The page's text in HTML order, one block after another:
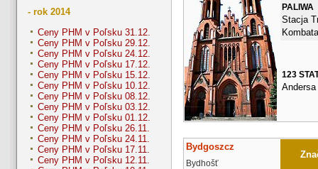
- rok 2014
Ceny PHM v Poľsku 31.12.
Ceny PHM v Poľsku 29.12.
Ceny PHM v Poľsku 24.12.
Ceny PHM v Poľsku 17.12.
Ceny PHM v Poľsku 15.12.
Ceny PHM v Poľsku 10.12.
Ceny PHM v Poľsku 08.12.
Ceny PHM v Poľsku 03.12.
Ceny PHM v Poľsku 01.12.
Ceny PHM v Poľsku 26.11.
Ceny PHM v Poľsku 24.11.
Ceny PHM v Poľsku 17.11.
Ceny PHM v Poľsku 12.11.
PALIWA
Stacja
123
Andersa
Bydgoszcz
Bydhošť